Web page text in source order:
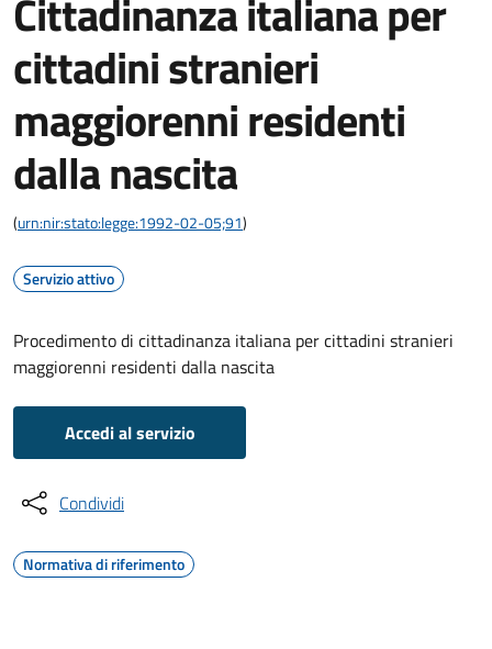
Cittadinanza italiana per
cittadini stranieri
maggiorenni residenti
dalla nascita
(urn:nir:stato:legge:1992-02-05;91)
Servizio attivo
Procedimento di cittadinanza italiana per cittadini stranieri
maggiorenni residenti dalla nascita
Accedi al servizio
Condividi
Normativa di riferimento